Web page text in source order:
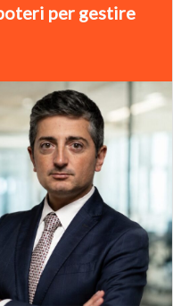
per gestire